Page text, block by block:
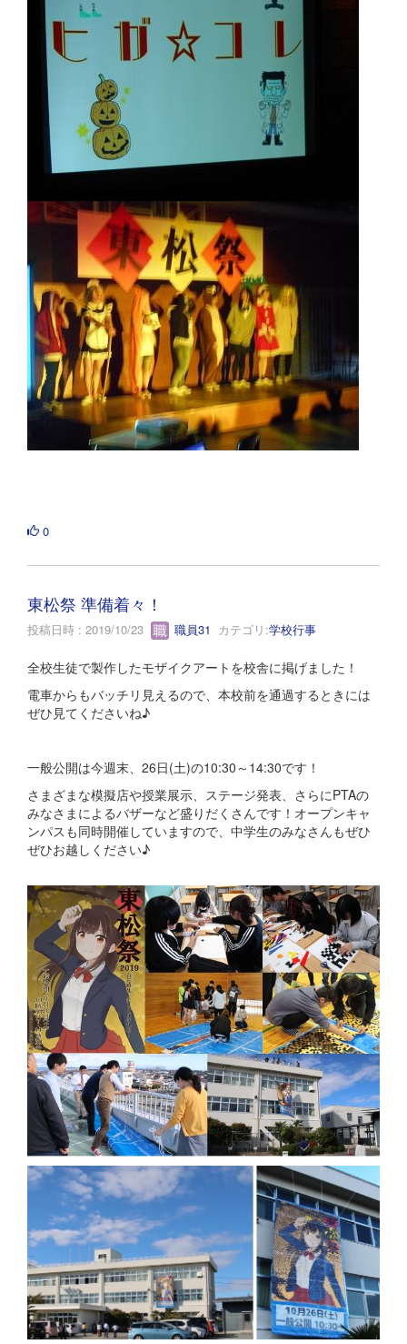
0
東松祭 準備着々！
投稿日時 : 2019/10/23 職員31 カテゴリ:学校行事
全校生徒で製作したモザイクアートを校舎に掲げました！
電車からもバッチリ見えるので、本校前を通過するときには
ぜひ見てくださいね♪
一般公開は今週末、26日(土)の10:30～14:30です！
さまざまな模擬店や授業展示、ステージ発表、さらにPTAの
みなさまによるバザーなど盛りだくさんです！オープンキャ
ンパスも同時開催していますので、中学生のみなさんもぜひ
ぜひお越しください♪